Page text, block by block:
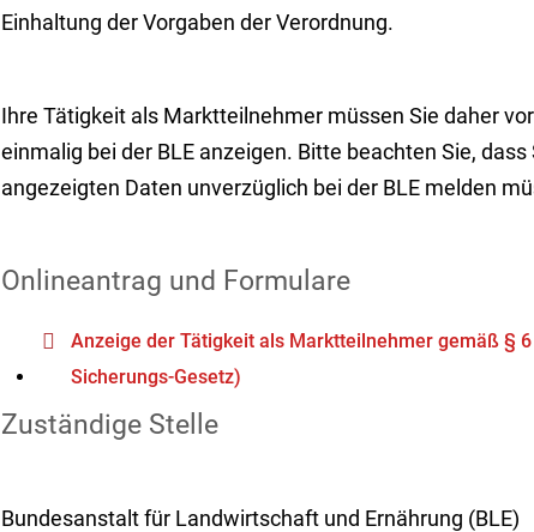
Einhaltung der Vorgaben der Verordnung.
Ihre Tätigkeit als Marktteilnehmer müssen Sie daher
einmalig bei der BLE anzeigen. Bitte beachten Sie,
angezeigten Daten unverzüglich bei der BLE melden
Onlineantrag und Formulare
Anzeige der Tätigkeit als Marktteilnehmer gemäß §
Sicherungs-Gesetz)
Zuständige Stelle
Bundesanstalt für Landwirtschaft und Ernährung (BLE)